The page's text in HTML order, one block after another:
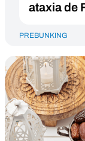
ataxia de
PREBUNKING